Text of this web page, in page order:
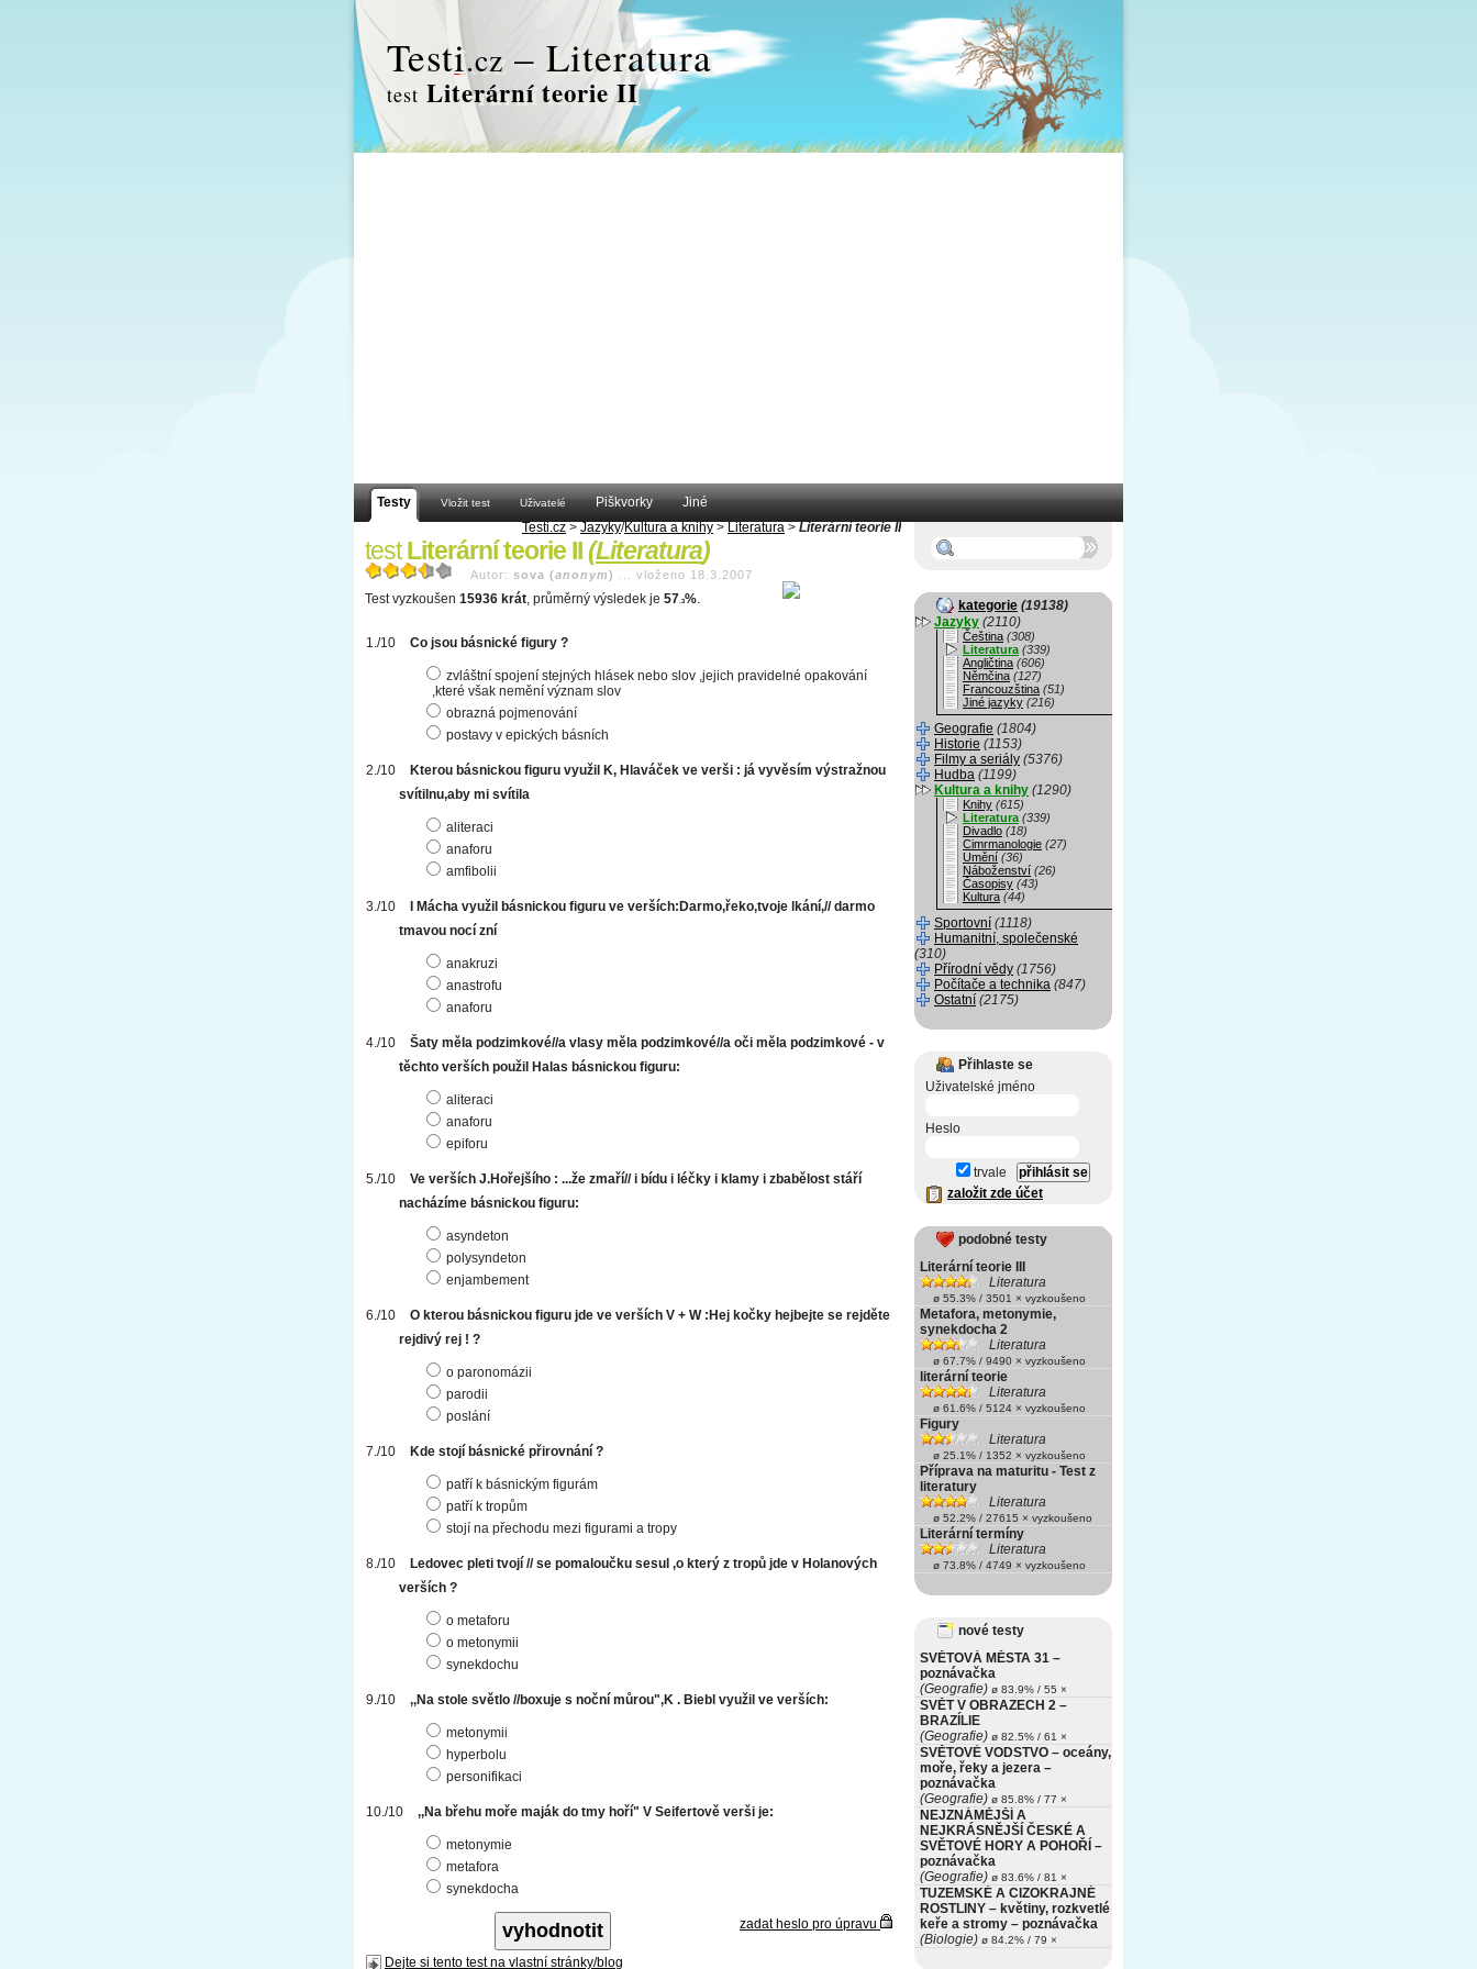
Testi.cz – Literatura
test Literární teorie II
Testy Vložit test Uživatelé Piškvorky
Jiné
Testi.cz > Jazyky/Kultura a knihy > Literatura > Literární teorie II
testLiterární teorie II(Literatura)
Autor: sova (anonym) vloženo 18.3.2007
Test vyzkoušen 15936 krát, průměrný výsledek je 57 .3%.
Co jsou básnické figury ?
zvláštní spojení stejných hlásek nebo slov ,jejich pravidelné opakování
,které však nemění význam slov
obrazná pojmenování
postavy v epických básních
Kterou básnickou figuru využil K, Hlaváček ve verši : já vyvěsím výstražnou
svítilnu,aby mi svítila
aliteraci
anaforu
amfibolii
I Mácha využil básnickou figuru ve verších:Darmo,řeko,tvoje lkání,// darmo
tmavou nocí zní
anakruzi
anastrofu
anaforu
Šaty měla podzimkové//a vlasy měla podzimkové//a oči měla podzimkové - v
těchto verších použil Halas básnickou figuru:
aliteraci
anaforu
epiforu
Ve verších J.Hořejšího : ...že zmaří// i bídu i léčky i klamy i zbabělost stáří
nacházíme básnickou figuru:
asyndeton
polysyndeton
enjambement
O kterou básnickou figuru jde ve verších V + W :Hej kočky hejbejte se rejděte
rejdivý rej ! ?
o paronomázii
parodii
poslání
Kde stojí básnické přirovnání ?
patří k básnickým figurám
patří k tropům
stojí na přechodu mezi figurami a tropy
Ledovec pleti tvojí // se pomaloučku sesul ,o který z tropů jde v Holanových
verších ?
o metaforu
o metonymii
synekdochu
,,Na stole světlo //boxuje s noční můrou",K . Biebl využil ve verších:
metonymii
hyperbolu
personifikaci
,,Na břehu moře maják do tmy hoří" V Seifertově verši je:
metonymie
metafora
synekdocha
zadat heslo pro úpravu
Dejte si tento test na vlastní stránky/blog
kategorie (19138)
Jazyky (2110)
Čeština (308)
Literatura (339)
Angličtina (606)
Němčina (127)
Francouzština (51)
Jiné jazyky (216)
Geografie (1804)
Historie (1153)
Filmy a seriály (5376)
Hudba (1199)
Kultura a knihy (1290)
Knihy (615)
Literatura (339)
Divadlo (18)
Cimrmanologie (27)
Umění (36)
Náboženství (26)
Časopisy (43)
Kultura (44)
Sportovní (1118)
Humanitní, společenské
(310)
Přírodní vědy (1756)
Počítače a technika (847)
Ostatní (2175)
Přihlaste se
Uživatelské jméno
Heslo
trvale
založit zde účet
podobné testy
Literární teorie III
Literatura
ø 55.3% / 3501 × vyzkoušeno
Metafora, metonymie,
synekdocha 2
Literatura
ø 67.7% / 9490 × vyzkoušeno
literární teorie
Literatura
ø 61.6% / 5124 × vyzkoušeno
Figury
Literatura
ø 25.1% / 1352 × vyzkoušeno
Příprava na maturitu - Test z
literatury
Literatura
ø 52.2% / 27615 × vyzkoušeno
Literární termíny
Literatura
ø 73.8% / 4749 × vyzkoušeno
nové testy
SVĚTOVÁ MĚSTA 31 –
poznávačka
(Geografie) ø 83.9% / 55 ×
SVĚT V OBRAZECH 2 –
BRAZÍLIE
(Geografie) ø 82.5% / 61 ×
SVĚTOVÉ VODSTVO – oceány,
moře, řeky a jezera –
poznávačka
(Geografie) ø 85.8% / 77 ×
NEJZNÁMĚJŠÍ A
NEJKRÁSNĚJŠÍ ČESKÉ A
SVĚTOVÉ HORY A POHOŘÍ –
poznávačka
(Geografie) ø 83.6% / 81 ×
TUZEMSKÉ A CIZOKRAJNÉ
ROSTLINY – květiny, rozkvetlé
keře a stromy – poznávačka
(Biologie) ø 84.2% / 79 ×